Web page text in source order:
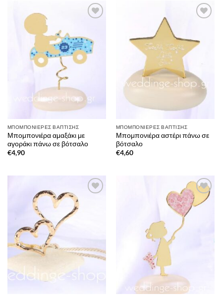
επιθυμιών
ΜΠΟΜΠΟΝΙΈΡΕΣ ΒΆΠΤΙΣΗΣ
Μπομπονιέρα αμαξάκι με
αγοράκι πάνω σε βότσαλο
€4,90
επιθυμιών
ΜΠΟΜΠΟΝΙΈΡΕΣ ΒΆΠΤΙΣΗΣ
Μπομπονιέρα αστέρι πάνω σε
βότσαλο
€4,60
Πρόσθήκη
στην λίστα
επιθυμιών
Πρόσθήκη
στην λίστα
επιθυμιών